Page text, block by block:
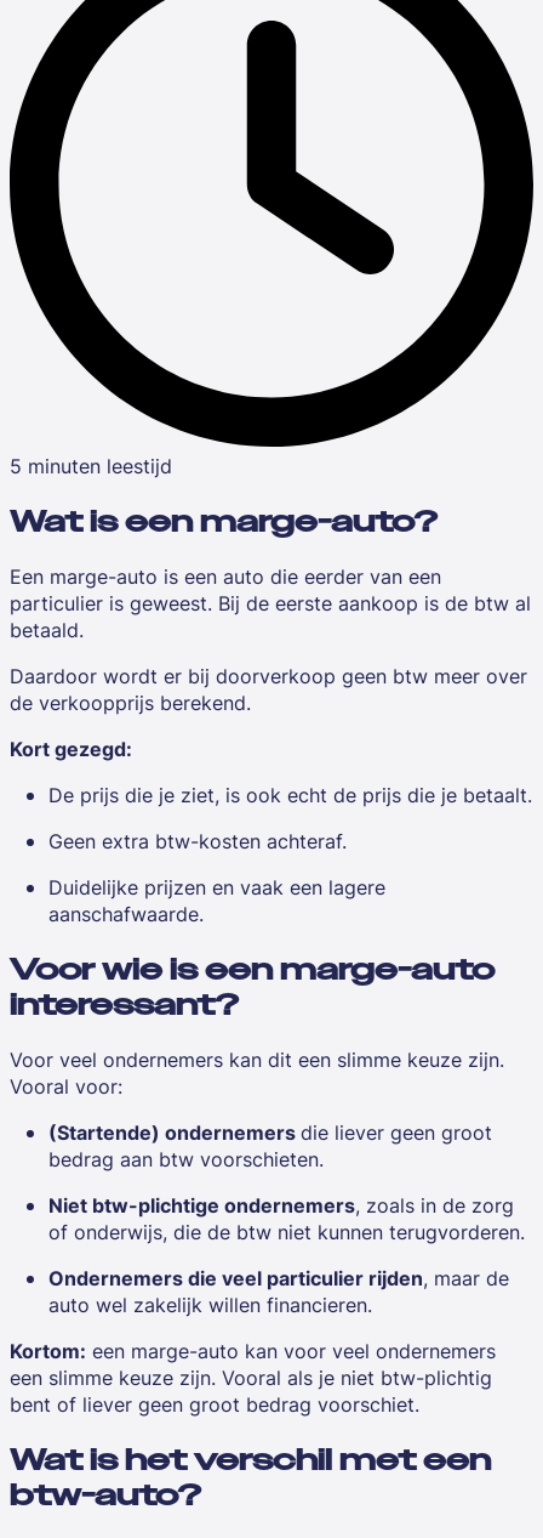
5 minuten leestijd
Wat is een marge-auto?
Een marge-auto is een auto die eerder van een
particulier is geweest. Bij de eerste aankoop is de btw al
betaald.
Daardoor wordt er bij doorverkoop geen btw meer over
de verkoopprijs berekend.
Kort gezegd:
De prijs die je ziet, is ook echt de prijs die je betaalt.
Geen extra btw-kosten achteraf.
Duidelijke prijzen en vaak een lagere
aanschafwaarde.
Voor wie is een marge-auto
interessant?
Voor veel ondernemers kan dit een slimme keuze zijn.
Vooral voor:
(Startende) ondernemersdie liever geen groot
bedrag aan btw voorschieten.
Niet btw-plichtige ondernemers, zoals in de zorg
of onderwijs, die de btw niet kunnen terugvorderen.
Ondernemers die veel particulier rijden, maar de
auto wel zakelijk willen financieren.
Kortom: een marge-auto kan voor veel ondernemers
een slimme keuze zijn. Vooral als je niet btw-plichtig
bent of liever geen groot bedrag voorschiet.
Wat is het verschil met een
btw-auto?